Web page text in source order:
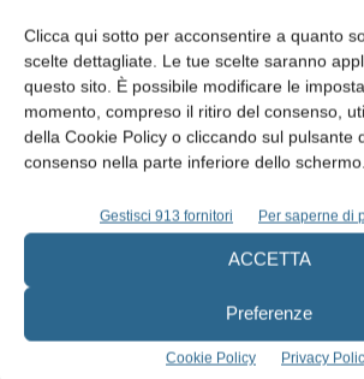
Clicca qui sotto per acconsentire a quanto
scelte dettagliate. Le tue scelte saranno
questo sito. È possibile modificare le
momento, compreso il ritiro del consenso,
della Cookie Policy o cliccando sul pulsante
consenso nella parte inferiore dello schermo.
Gestisci 913 fornitori Per saperne di
ACCETTA
Preferenze
Cookie Policy Privacy
Nei prossimi anni si prevede una
nel nostro Paese. Quali soluzioni devono
evitare il problema?
Il problema della carenza dei medici è legato
due motivi: un numero di borse di specialità
esigenze dell’Italia e slegato dal numero di
(senza parlare delle modalità di reclutamento
numerose borse ministeriali) ed in secondo
tutela professionale e retributiva dei medici
giorno d’oggi non è più attrattivo lavorare nei